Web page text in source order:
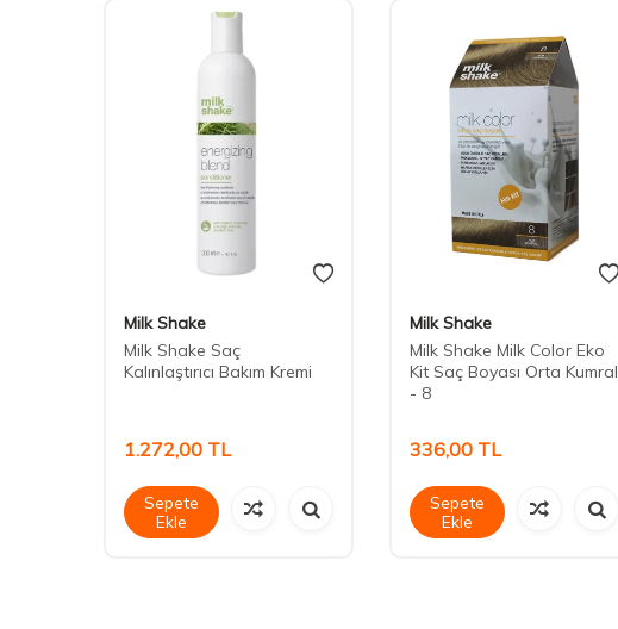
Milk Shake
Milk Shake Saç
Kalınlaştırıcı Bakım Kremi
1.272,00 TL
Sepete
Ekle
Milk Shake
Milk Shake Milk Color Eko
Kit Saç Boyası Orta Kumral
- 8
336,00 TL
Sepete
Ekle